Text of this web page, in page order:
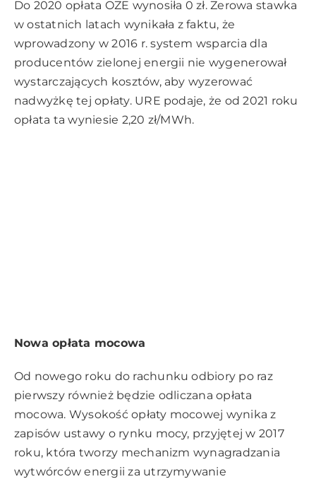
Do 2020 opłata OZE wynosiła 0 zł. Zerowa stawka
w ostatnich latach wynikała z faktu, że
wprowadzony w 2016 r. system wsparcia dla
producentów zielonej energii nie wygenerował
wystarczających kosztów, aby wyzerować
nadwyżkę tej opłaty. URE podaje, że od 2021 roku
opłata ta wyniesie 2,20 zł/MWh.
Nowa opłata mocowa
Od nowego roku do rachunku odbiory po raz
pierwszy również będzie odliczana opłata
mocowa. Wysokość opłaty mocowej wynika z
zapisów ustawy o rynku mocy, przyjętej w 2017
roku, która tworzy mechanizm wynagradzania
wytwórców energii za utrzymywanie